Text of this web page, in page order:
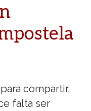
compartir,
falta ser